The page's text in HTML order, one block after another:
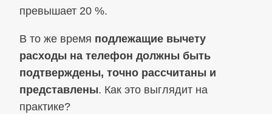
превышает 20 %.
В то же время подлежащие вычету
расходы на телефон должны быть
подтверждены, точно рассчитаны и
представлены. Как это выглядит на
практике?